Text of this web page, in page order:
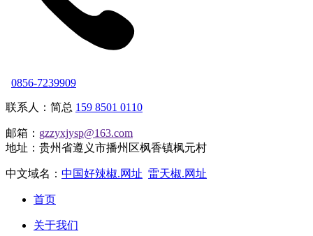
0856-7239909
联系人：简总 159 8501 0110
邮箱： gzzyxjysp@163.com
地址：贵州省遵义市播州区枫香镇枫元村
中文域名： 中国好辣椒.网址 雷天椒.网址
首页
关于我们